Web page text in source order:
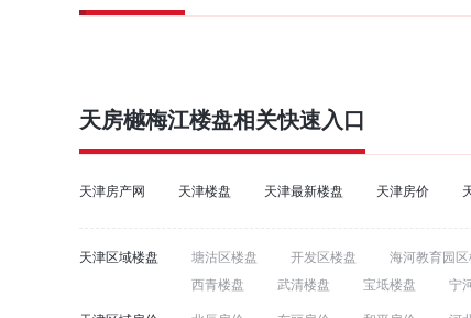
天房樾梅江楼盘相关快速入口
天津房产网 天津楼盘 天津最新楼盘 天津房价
天津区域楼盘 塘沽区楼盘 开发区楼盘 海河教育园区
西青楼盘
武清楼盘 宝坻楼盘 宁